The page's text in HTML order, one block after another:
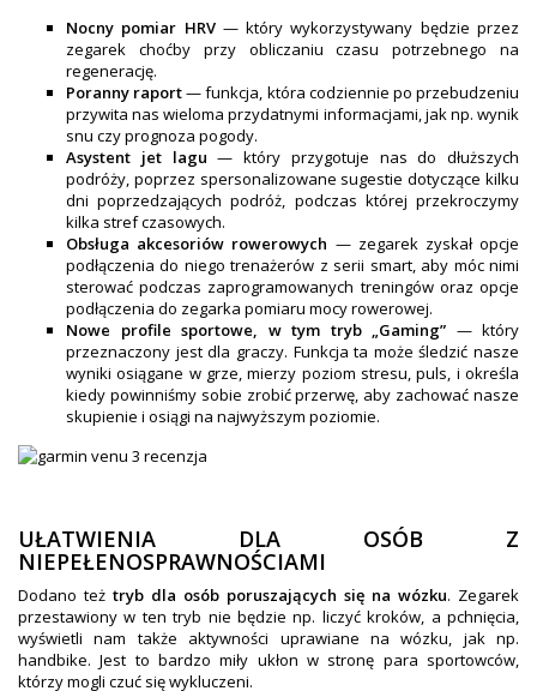
Nocny pomiar HRV— który wykorzystywany będzie przez
zegarek choćby przy obliczaniu czasu potrzebnego na
regenerację.
Poranny raport— funkcja, która codziennie po przebudzeniu
przywita nas wieloma przydatnymi informacjami, jak np. wynik
snu czy prognoza pogody.
Asystent jet lagu — który przygotuje nas do dłuższych
podróży, poprzez spersonalizowane sugestie dotyczące kilku
dni poprzedzających podróż, podczas której przekroczymy
kilka stref czasowych.
Obsługa akcesoriów rowerowych — zegarek zyskał opcje
podłączenia do niego trenażerów z serii smart, aby móc nimi
sterować podczas zaprogramowanych treningów oraz opcje
podłączenia do zegarka pomiaru mocy rowerowej.
Nowe profile sportowe, w tym tryb „Gaming” — który
przeznaczony jest dla graczy. Funkcja ta może śledzić nasze
wyniki osiągane w grze, mierzy poziom stresu, puls, i określa
kiedy powinniśmy sobie zrobić przerwę, aby zachować nasze
skupienie i osiągi na najwyższym poziomie.
UŁATWIENIA DLA OSÓB Z
NIEPEŁENOSPRAWNOŚCIAMI
Dodano też tryb dla osób poruszających się na wózku. Zegarek
przestawiony w ten tryb nie będzie np. liczyć kroków, a pchnięcia,
wyświetli nam także aktywności uprawiane na wózku, jak np.
handbike. Jest to bardzo miły ukłon w stronę para sportowców,
którzy mogli czuć się wykluczeni.